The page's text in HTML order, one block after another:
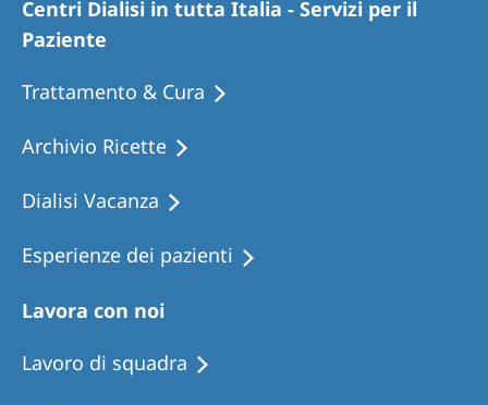
Centri Dialisi in tutta Italia - Servizi per il
Paziente
Trattamento & Cura
Archivio Ricette
Dialisi Vacanza
Esperienze dei pazienti
Lavora con noi
Lavoro di squadra